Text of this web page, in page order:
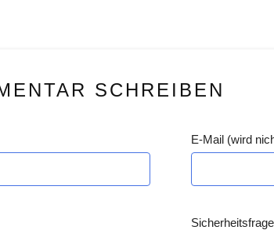
SCHREIBEN
E-Mail (wird
Sicherheitsfrage